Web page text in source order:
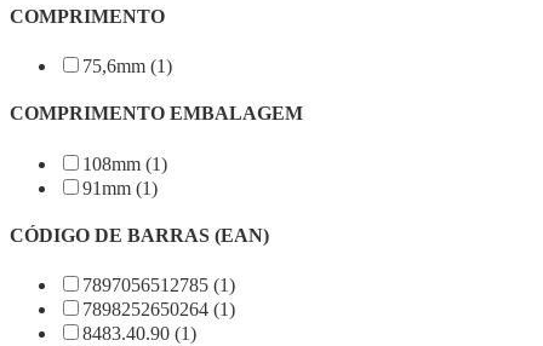
COMPRIMENTO
75,6mm (1)
COMPRIMENTO EMBALAGEM
108mm (1)
91mm (1)
CÓDIGO DE BARRAS (EAN)
7897056512785 (1)
7898252650264 (1)
8483.40.90 (1)